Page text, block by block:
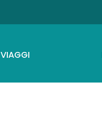
VIAGGI